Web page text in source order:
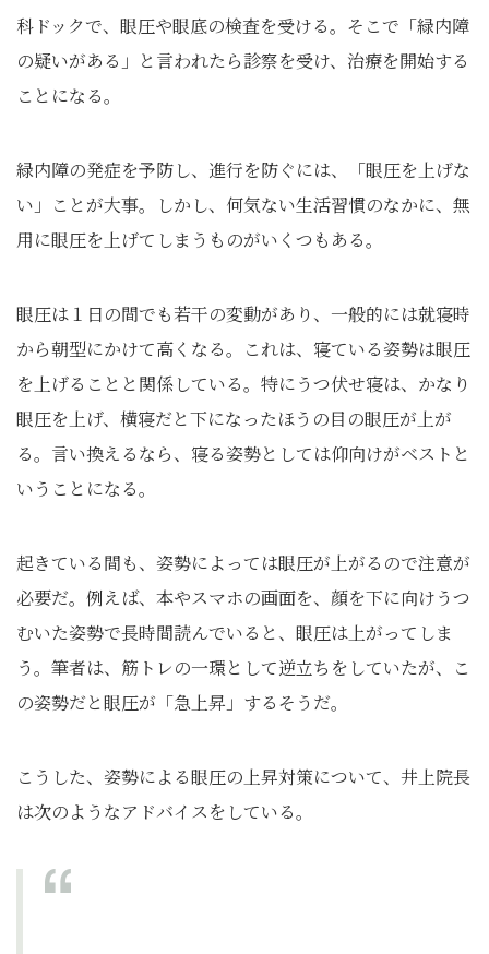
科ドックで、眼圧や眼底の検査を受ける。そこで「緑内障
の疑いがある」と言われたら診察を受け、治療を開始する
ことになる。
緑内障の発症を予防し、進行を防ぐには、「眼圧を上げな
い」ことが大事。しかし、何気ない生活習慣のなかに、無
用に眼圧を上げてしまうものがいくつもある。
眼圧は１日の間でも若干の変動があり、一般的には就寝時
から朝型にかけて高くなる。これは、寝ている姿勢は眼圧
を上げることと関係している。特にうつ伏せ寝は、かなり
眼圧を上げ、横寝だと下になったほうの目の眼圧が上が
る。言い換えるなら、寝る姿勢としては仰向けがベストと
いうことになる。
起きている間も、姿勢によっては眼圧が上がるので注意が
必要だ。例えば、本やスマホの画面を、顔を下に向けうつ
むいた姿勢で長時間読んでいると、眼圧は上がってしま
う。筆者は、筋トレの一環として逆立ちをしていたが、こ
の姿勢だと眼圧が「急上昇」するそうだ。
こうした、姿勢による眼圧の上昇対策について、井上院長
は次のようなアドバイスをしている。